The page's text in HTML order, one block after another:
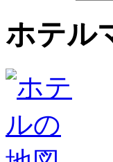
ホテル